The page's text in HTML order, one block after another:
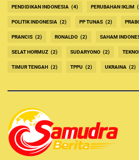
PENDIDIKAN INDONESIA (4) PERUBAHAN IKLIM
POLITIK INDONESIA (2) PP TUNAS (2)
PRANCIS (2) RONALDO (2) SAHAM
SELAT HORMUZ (2) SUDARYONO (2)
TIMUR TENGAH (2) TPPU (2) UKRAINA (2)